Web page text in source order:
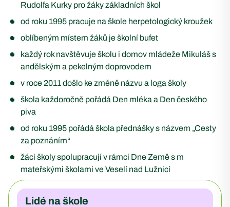
Rudolfa Kurky pro žáky základních škol
od roku 1995 pracuje na škole herpetologický kroužek
oblíbeným místem žáků je školní bufet
každý rok navštěvuje školu i domov mládeže Mikuláš s
andělským a pekelným doprovodem
v roce 2011 došlo ke změně názvu a loga školy
škola každoročně pořádá Den mléka a Den českého
piva
od roku 1995 pořádá škola přednášky s názvem „Cesty
za poznáním“
žáci školy spolupracují v rámci Dne Země s m
mateřskými školami ve Veselí nad Lužnicí
Lidé na škole